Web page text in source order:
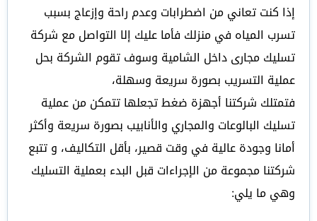
إذا كنت تعاني من اضطرابات وعدم راحة وإزعاج بسبب
تسرب المياه في منزلك فأما عليك إلا التواصل مع شركة
تسليك مجارى داخل الشامية وسوف تقوم الشركة بحل
عملية التسريب بصورة سريعة وسهلة،
فتمتلك شركتنا أجهزة ضغط تجعلها تتمكن من عملية
تسليك البالوعات والمجاري والأنابيب بصورة سريعة وأكثر
أمانا وجودة عالية في وقت قصير، بأقل التكاليف، و تتبع
شركتنا مجموعة من الإجراءات قبل البدء بعملية التسليك
وهي ما يلي: